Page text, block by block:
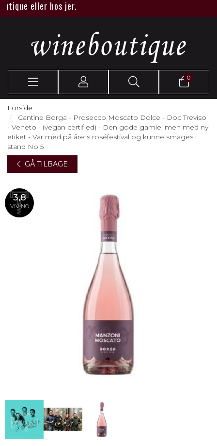
eller hos jer.
0
Forside
Cantine Borga - Prosecco Moscato Dolce - Doc Treviso
- Veneto - (vegan certified) - Den gode gamle, men med ny
etiket - Var med på årets roséfestival og kunne smages i
stand No 5
GÅ TILBAGE
3,8
VIVINO